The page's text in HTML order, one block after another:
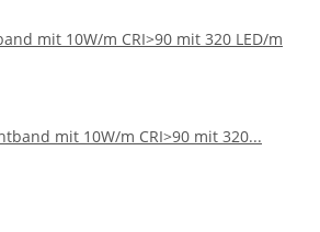
mit 10W/m CRI>90 mit 320 LED/m